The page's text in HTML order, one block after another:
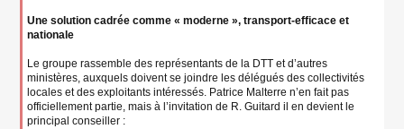
Une solution cadrée comme « moderne », transport-efficace et
nationale
Le groupe rassemble des représentants de la DTT et d’autres
ministères, auxquels doivent se joindre les délégués des collectivités
locales et des exploitants intéressés. Patrice Malterre n’en fait pas
officiellement partie, mais à l’invitation de R. Guitard il en devient le
principal conseiller :